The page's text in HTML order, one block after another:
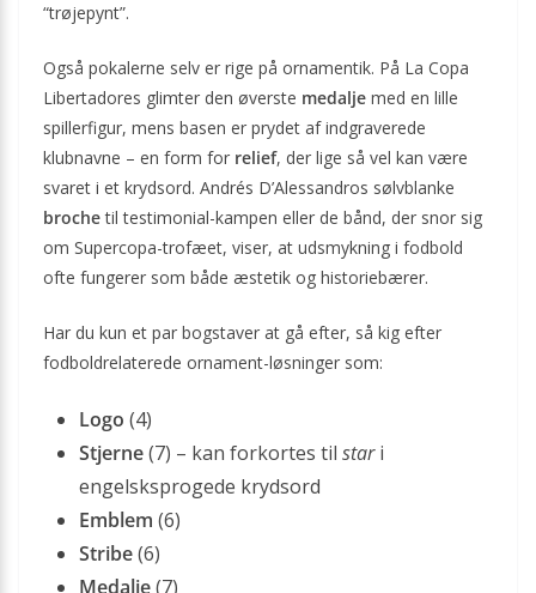
“trøjepynt”.
Også pokalerne selv er rige på ornamentik. På La Copa
Libertadores glimter den øverste medalje med en lille
spillerfigur, mens basen er prydet af indgraverede
klubnavne – en form for relief, der lige så vel kan være
svaret i et krydsord. Andrés D’Alessandros sølvblanke
brochetil testimonial-kampen eller de bånd, der snor sig
om Supercopa-trofæet, viser, at udsmykning i fodbold
ofte fungerer som både æstetik og historiebærer.
Har du kun et par bogstaver at gå efter, så kig efter
fodboldrelaterede ornament-løsninger som:
Logo (4)
Stjerne(7) – kan forkortes til stari
engelsksprogede krydsord
Emblem (6)
Stribe(6)
Medalje(7)